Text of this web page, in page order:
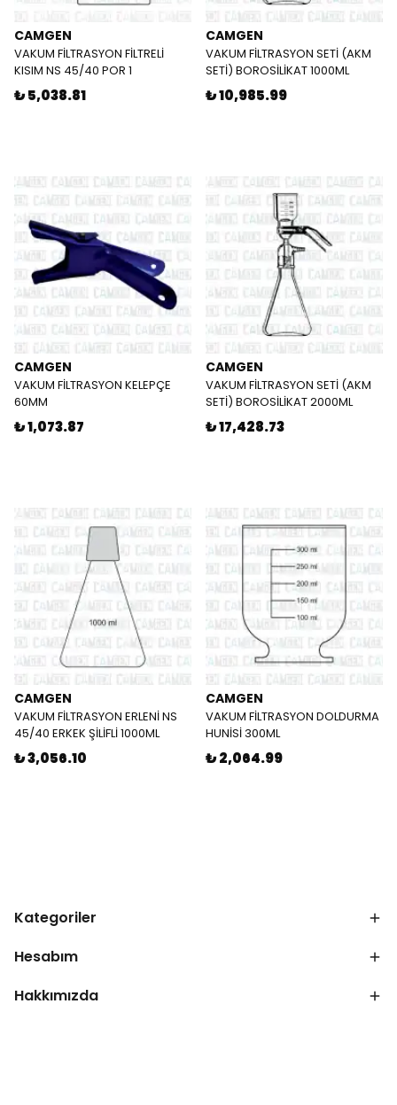
CAMGEN
VAKUM FİLTRASYON FİLTRELİ
KISIM NS 45/40 POR 1
₺ 5,038.81
CAMGEN
VAKUM FİLTRASYON SETİ (AKM
SETİ) BOROSİLİKAT 1000ML
₺ 10,985.99
CAMGEN
VAKUM FİLTRASYON KELEPÇE
60MM
₺ 1,073.87
CAMGEN
VAKUM FİLTRASYON SETİ (AKM
SETİ) BOROSİLİKAT 2000ML
₺ 17,428.73
CAMGEN
VAKUM FİLTRASYON ERLENİ NS
45/40 ERKEK ŞİLİFLİ 1000ML
₺ 3,056.10
CAMGEN
VAKUM FİLTRASYON DOLDURMA
HUNİSİ 300ML
₺ 2,064.99
Kategoriler
Hesabım
Hakkımızda